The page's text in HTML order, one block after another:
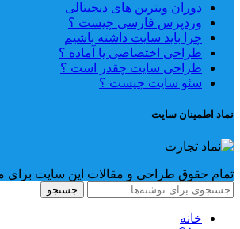
دوران ویترین های دیجیتالی
وردپرس فارسی چیست ؟
چرا باید سایت داشته باشیم
طراحی اختصاصی یا آماده ؟
طراحی سایت چقدر است ؟
سئو سایت چیست ؟
نماد اطمینان سایت
تمام حقوق طراحی و مقالات این سایت
جستجو
خانه